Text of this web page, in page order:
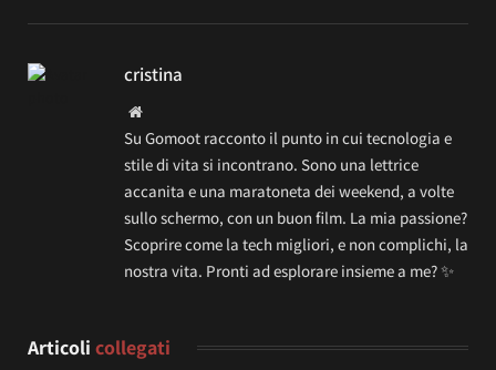
cristina
Website
Su Gomoot racconto il punto in cui tecnologia e
stile di vita si incontrano. Sono una lettrice
accanita e una maratoneta dei weekend, a volte
sullo schermo, con un buon film. La mia passione?
Scoprire come la tech migliori, e non complichi, la
nostra vita. Pronti ad esplorare insieme a me? ✨
Articoli collegati